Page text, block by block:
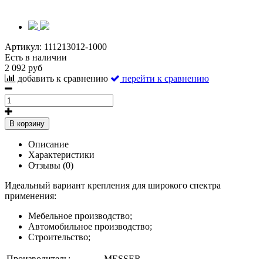
Артикул: 111213012-1000
Есть в наличии
2 092 руб
добавить к сравнению
перейти к сравнению
В корзину
Описание
Характеристики
Отзывы (0)
Идеальный вариант крепления для широкого спектра
применения:
Мебельное производство;
Автомобильное производство;
Строительство;